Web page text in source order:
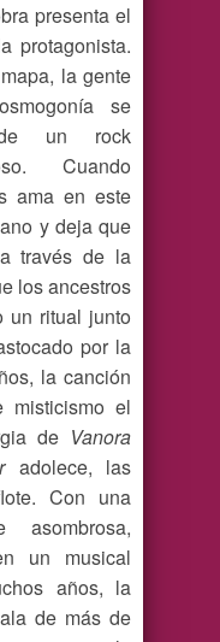
presenta el
protagonista.
la gente
se
un rock
Cuando
ama en este
y deja que
través de la
los ancestros
un ritual junto
por la
la canción
misticismo el
de Vanora
adolece, las
Con una
asombrosa,
un musical
años, la
de más de